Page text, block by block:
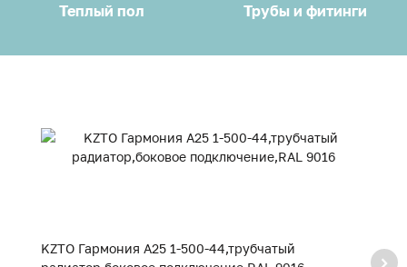
Теплый пол Трубы и фитинги
KZTO Гармония А25 1-500-44,трубчатый